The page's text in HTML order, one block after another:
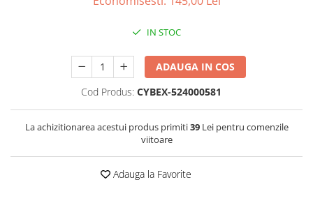
IN STOC
ADAUGA IN COS
Cod Produs: CYBEX-524000581
La achizitionarea acestui produs primiti39Lei pentru comenzile
viitoare
Adauga la Favorite